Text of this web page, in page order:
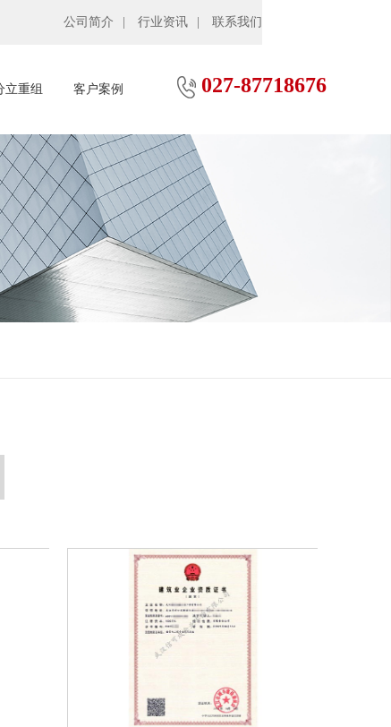
公司简介 行业资讯 联系我们
027-87718676
立重组 客户案例